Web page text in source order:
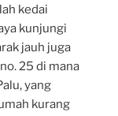
kedai
kunjungi
jauh juga
25 di mana
yang
kurang